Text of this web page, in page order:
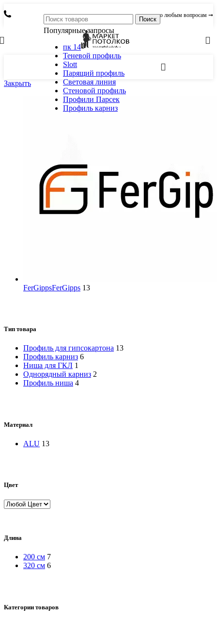
по любым вопросам ➞
Поиск
Популярные запросы
пк 14
Теневой профиль
Slott
Парящий профиль
Световая линия
Стеновой профиль
Профили Парсек
Профиль карниз
Закрыть
FerGippsFerGipps 13
Тип товара
Профиль для гипсокартона 13
Профиль карниз 6
Ниша для ГКЛ 1
Однорядный карниз 2
Профиль ниша 4
Материал
ALU 13
Цвет
Длина
200 см 7
320 см 6
Категории товаров